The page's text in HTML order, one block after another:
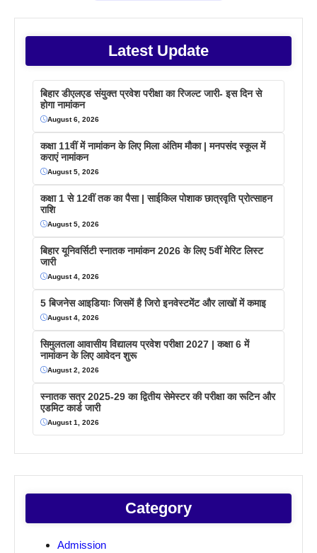
Latest Update
बिहार डीएलएड संयुक्त प्रवेश परीक्षा का रिजल्ट जारी- इस दिन से
होगा नामांकन
August 6, 2026
कक्षा 11वीं में नामांकन के लिए मिला अंतिम मौका | मनपसंद स्कूल में
कराएं नामांकन
August 5, 2026
कक्षा 1 से 12वीं तक का पैसा | साईकिल पोशाक छात्रवृति प्रोत्साहन
राशि
August 5, 2026
बिहार यूनिवर्सिटी स्नातक नामांकन 2026 के लिए 5वीं मेरिट लिस्ट
जारी
August 4, 2026
5 बिजनेस आइडियाः जिसमें है जिरो इनवेस्टमेंट और लाखों में कमाइ
August 4, 2026
सिमुलतला आवासीय विद्यालय प्रवेश परीक्षा 2027 | कक्षा 6 में
नामांकन के लिए आवेदन शुरू
August 2, 2026
स्नातक सत्र 2025-29 का द्वितीय सेमेस्टर की परीक्षा का रूटिन और
एडमिट कार्ड जारी
August 1, 2026
Category
Admission